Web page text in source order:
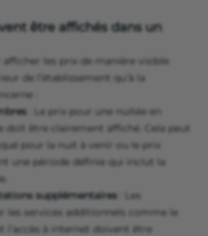
être affichés dans un
afficher les prix de manière visible
de l’établissement qu’à la
:
: Le prix pour une nuitée en
doit être clairement affiché. Cela peut
pour la nuit à venir ou le prix
une période définie qui inclut la
supplémentaires : Les
les services additionnels comme le
l’accès à internet doivent être